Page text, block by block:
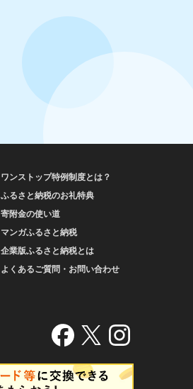
ワンストップ特例制度とは？
ふるさと納税のお礼特典
寄附金の使い道
マンガふるさと納税
企業版ふるさと納税とは
よくあるご質問・お問い合わせ